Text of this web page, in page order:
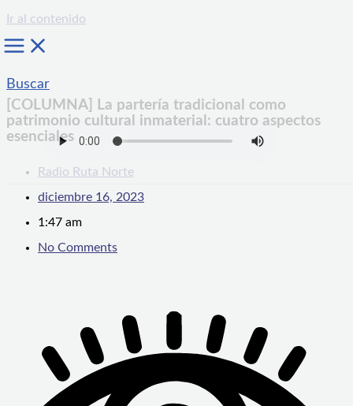
Ir al contenido
Buscar
[COLUMNA] La partería tradicional como
patrimonio cultural inmaterial: cuatro aspectos
esenciales
Radio Ruta Norte
diciembre 16, 2023
1:47 am
No Comments